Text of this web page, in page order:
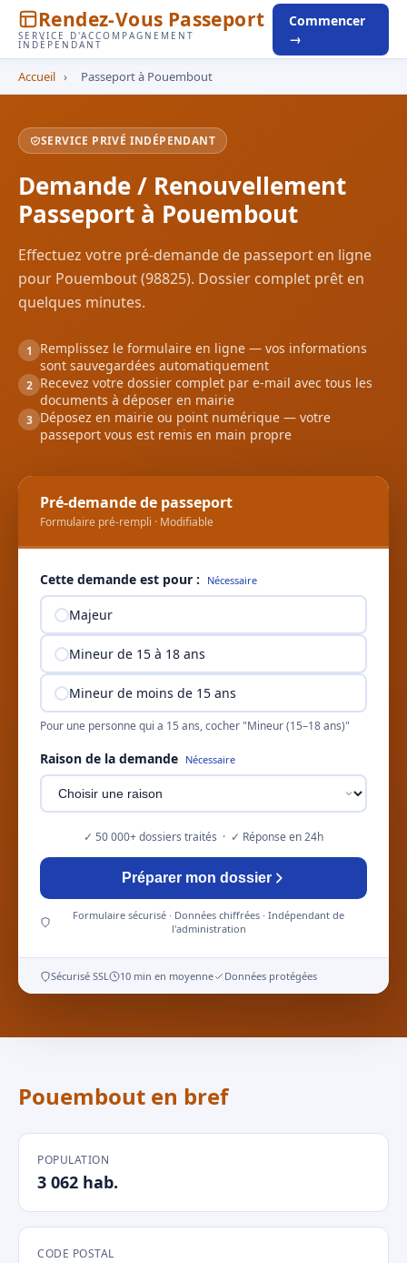
Rendez-Vous Passeport
SERVICE D'ACCOMPAGNEMENT
INDÉPENDANT
Commencer
→
Accueil › Passeport à Pouembout
SERVICE PRIVÉ INDÉPENDANT
Demande / Renouvellement
Passeport à Pouembout
Effectuez votre pré-demande de passeport en ligne
pour Pouembout (98825). Dossier complet prêt en
quelques minutes.
1
Remplissez le formulaire en ligne — vos informations
sont sauvegardées automatiquement
2 Recevez votre dossier complet par e-mail avec tous les
documents à déposer en mairie
3 Déposez en mairie ou point numérique — votre
passeport vous est remis en main propre
Pré-demande de passeport
Formulaire pré-rempli · Modifiable
Cette demande est pour : Nécessaire
Majeur
Mineur de 15 à 18 ans
Mineur de moins de 15 ans
Pour une personne qui a 15 ans, cocher "Mineur (15–18 ans)"
Raison de la demande Nécessaire
✓ 50 000+ dossiers traités · ✓ Réponse en 24h
Préparer mon dossier
Formulaire sécurisé · Données chiffrées · Indépendant de
l'administration
Sécurisé SSL 10 min en moyenne Données protégées
Pouembout en bref
POPULATION
3 062 hab.
CODE POSTAL